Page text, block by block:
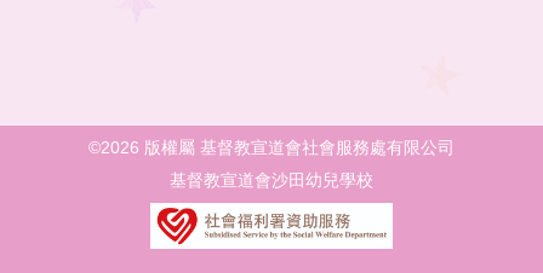
©2026 版權屬 基督教宣道會社會服務處有限公司
基督教宣道會沙田幼兒學校